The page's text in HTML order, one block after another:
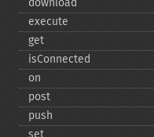
download
execute
get
isConnected
on
post
push
set